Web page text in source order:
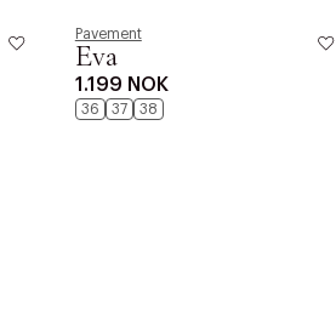
Pavement
Eva
1.199 NOK
36 37 38